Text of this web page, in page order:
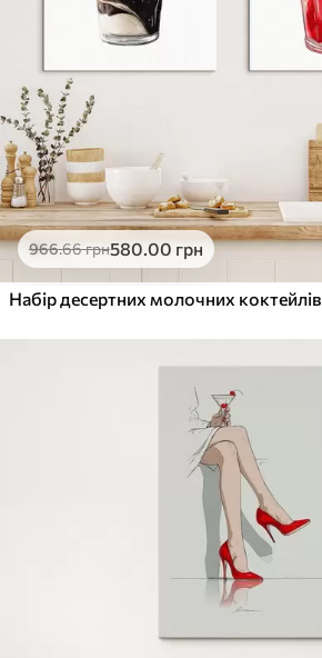
966.66грн580.00 грн
Набір десертних молочних коктейлів